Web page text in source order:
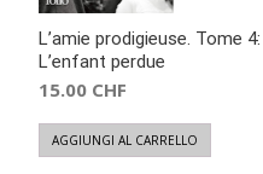
L’amie prodigieuse. Tome 4:
L’enfant perdue
15.00 CHF
AGGIUNGI AL CARRELLO